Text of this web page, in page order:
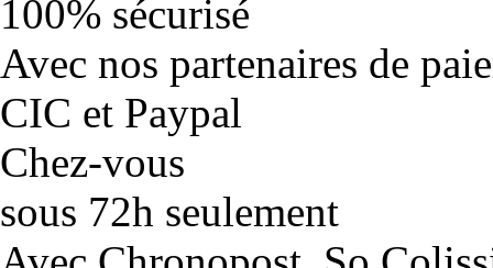
100% sécurisé
Avec nos partenaires de
CIC et Paypal
Chez-vous
sous 72h seulement